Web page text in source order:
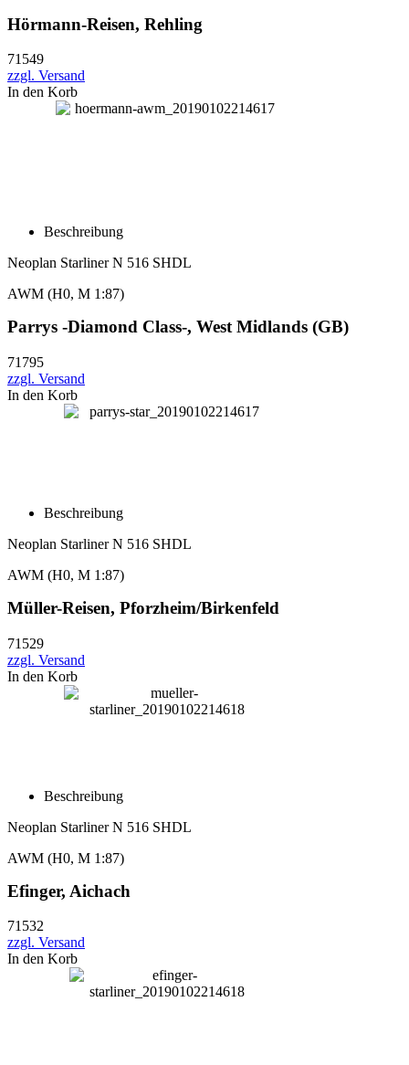
Hörmann-Reisen, Rehling
71549
zzgl. Versand
In den Korb
Beschreibung
Neoplan Starliner N 516 SHDL
AWM (H0, M 1:87)
Parrys -Diamond Class-, West Midlands (GB)
71795
zzgl. Versand
In den Korb
Beschreibung
Neoplan Starliner N 516 SHDL
AWM (H0, M 1:87)
Müller-Reisen, Pforzheim/Birkenfeld
71529
zzgl. Versand
In den Korb
Beschreibung
Neoplan Starliner N 516 SHDL
AWM (H0, M 1:87)
Efinger, Aichach
71532
zzgl. Versand
In den Korb